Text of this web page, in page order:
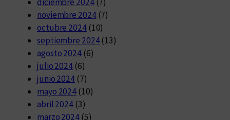
noviembre 2024(7)
octubre 2024(10)
septiembre 2024(13)
agosto 2024(6)
julio 2024 (6)
junio 2024 (7)
mayo 2024 (10)
abril 2024 (3)
marzo 2024 (5)